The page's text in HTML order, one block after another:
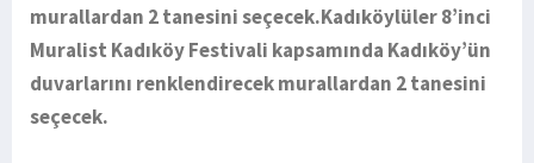
murallardan 2 tanesini seçecek.Kadıköylüler 8’inci
Muralist Kadıköy Festivali kapsamında Kadıköy’ün
duvarlarını renklendirecek murallardan 2 tanesini
seçecek.